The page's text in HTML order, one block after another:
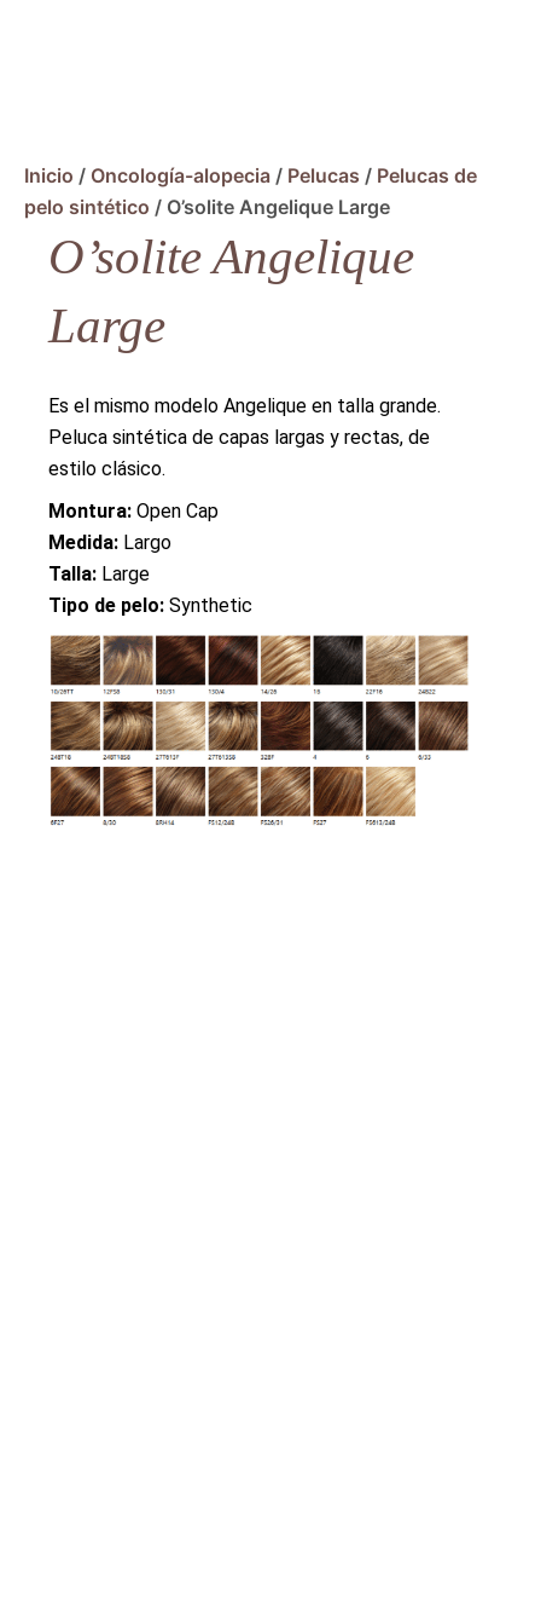
Inicio / Oncología-alopecia / Pelucas / Pelucas de
pelo sintético / O’solite Angelique Large
O’solite Angelique
Large
Es el mismo modelo Angelique en talla grande.
Peluca sintética de capas largas y rectas, de
estilo clásico.
Montura:Open Cap
Medida: Largo
Talla: Large
Tipo de pelo: Synthetic